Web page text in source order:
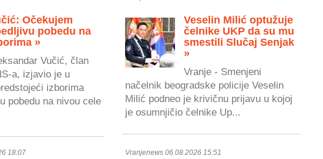
Očekujem
pobedu na
»
Vučić, član
a, izjavio je u
izborima
pobedu na nivou cele
Veselin Milić optužuje
čelnike UKP da su mu
smestili Slučaj Senjak
»
Vranje - Smenjeni
načelnik beogradske policije Veselin
Milić podneo je krivičnu prijavu u kojoj
je osumnjičio čelnike Up...
18:07 Vranjenews 06.08.2026 15:51